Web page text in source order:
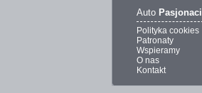
Auto Pasjonaci
Polityka cookies
Patronaty
Wspieramy
O nas
Kontakt